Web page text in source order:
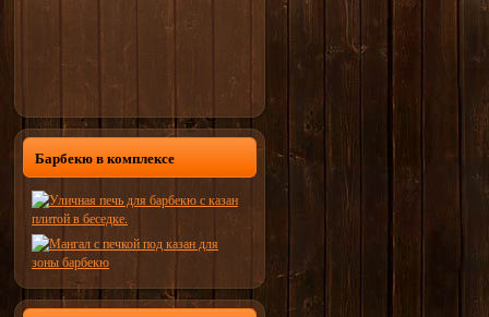
Барбекю в комплексе